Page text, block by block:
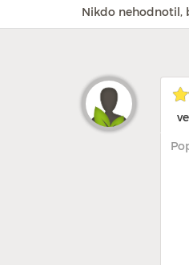
Nikdo nehodnotil,